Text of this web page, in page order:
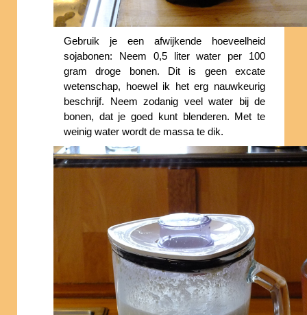
Gebruik je een afwijkende hoeveelheid
sojabonen: Neem 0,5 liter water per 100
gram droge bonen. Dit is geen excate
wetenschap, hoewel ik het erg nauwkeurig
beschrijf. Neem zodanig veel water bij de
bonen, dat je goed kunt blenderen. Met te
weinig water wordt de massa te dik.